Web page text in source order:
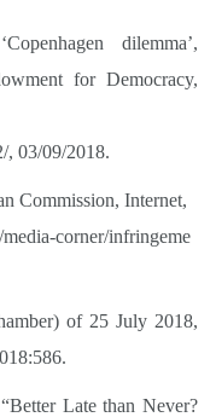
dilemma’,
for Democracy,
, 03/09/2018.
Commission, Internet,
corner/infringeme
of 25 July 2018,
Late than Never?